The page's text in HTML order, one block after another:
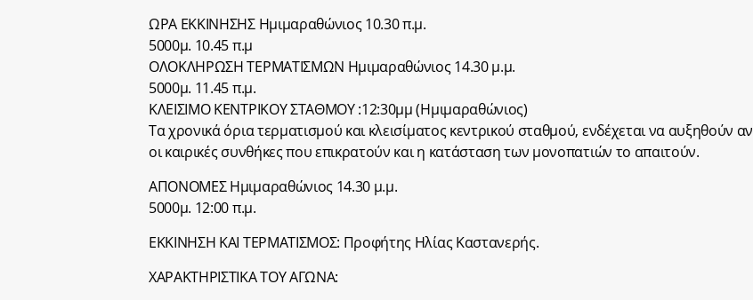
ΩΡΑ ΕΚΚΙΝΗΣΗΣ Ημιμαραθώνιος 10.30 π.μ.
5000μ. 10.45 π.μ
ΟΛΟΚΛΗΡΩΣΗ ΤΕΡΜΑΤΙΣΜΩΝ Ημιμαραθώνιος 14.30 μ.μ.
5000μ. 11.45 π.μ.
ΚΛΕΙΣΙΜΟ ΚΕΝΤΡΙΚΟΥ ΣΤΑΘΜΟΥ :12:30μμ (Ημιμαραθώνιος)
Τα χρονικά όρια τερματισμού και κλεισίματος κεντρικού σταθμού, ενδέχεται να αυξηθούν αν
οι καιρικές συνθήκες που επικρατούν και η κατάσταση των μονοπατιών το απαιτούν.
ΑΠΟΝΟΜΕΣ Ημιμαραθώνιος 14.30 μ.μ.
5000μ. 12:00 π.μ.
ΕΚΚΙΝΗΣΗ ΚΑΙ ΤΕΡΜΑΤΙΣΜΟΣ: Προφήτης Ηλίας Καστανερής.
ΧΑΡΑΚΤΗΡΙΣΤΙΚΑ ΤΟΥ ΑΓΩΝΑ: